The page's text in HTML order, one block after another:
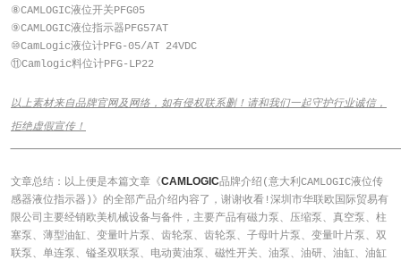
⑧CAMLOGIC液位开关PFG05
⑨CAMLOGIC液位指示器PFG57AT
⑩CamLogic液位计PFG-05/AT 24VDC
⑪Camlogic料位计PFG-LP22
以上素材来自品牌官网及网络，如有侵权联系删！请和我们一起守护行业诚信，
拒绝虚假宣传！
文章总结：以上便是本篇文章《CAMLOGIC品牌介绍(意大利CAMLOGIC液位传
感器液位指示器)》的全部产品介绍内容了，谢谢收看!深圳市华联欧国际贸易有
限公司主要经销欧美机械设备与备件，主要产品有磁力泵、压缩泵、真空泵、柱
塞泵、薄型油缸、变量叶片泵、齿轮泵、齿轮泵、子母叶片泵、变量叶片泵、双
联泵、单连泵、镒圣双联泵、电动黄油泵、磁性开关、油泵、油研、油缸、油缸